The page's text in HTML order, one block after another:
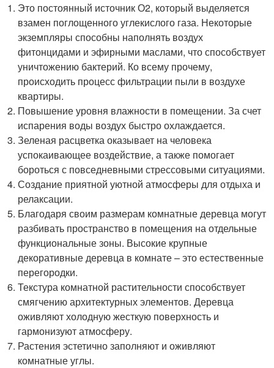
Это постоянный источник О2, который выделяется
взамен поглощенного углекислого газа. Некоторые
экземпляры способны наполнять воздух
фитонцидами и эфирными маслами, что способствует
уничтожению бактерий. Ко всему прочему,
происходить процесс фильтрации пыли в воздухе
квартиры.
Повышение уровня влажности в помещении. За счет
испарения воды воздух быстро охлаждается.
Зеленая расцветка оказывает на человека
успокаивающее воздействие, а также помогает
бороться с повседневными стрессовыми ситуациями.
Создание приятной уютной атмосферы для отдыха и
релаксации.
Благодаря своим размерам комнатные деревца могут
разбивать пространство в помещения на отдельные
функциональные зоны. Высокие крупные
декоративные деревца в комнате – это естественные
перегородки.
Текстура комнатной растительности способствует
смягчению архитектурных элементов. Деревца
оживляют холодную жесткую поверхность и
гармонизуют атмосферу.
Растения эстетично заполняют и оживляют
комнатные углы.